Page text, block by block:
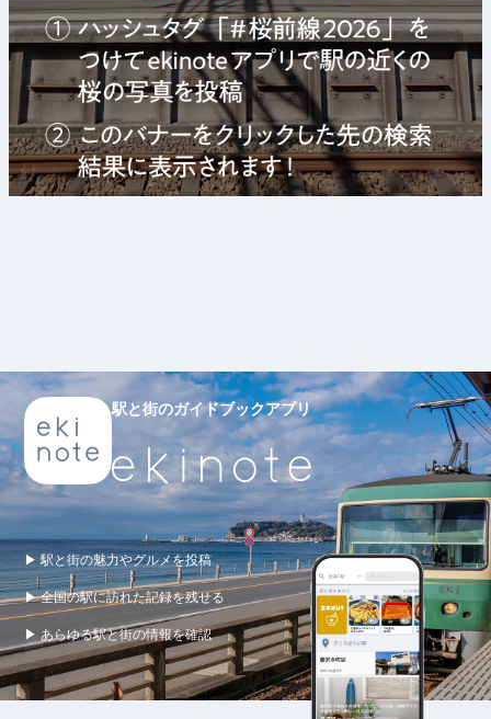
駅と街のガイドブックアプリ
▶ 駅と街の魅力やグルメを投稿
▶ 全国の駅に訪れた記録を残せる
▶ あらゆる駅と街の情報を確認